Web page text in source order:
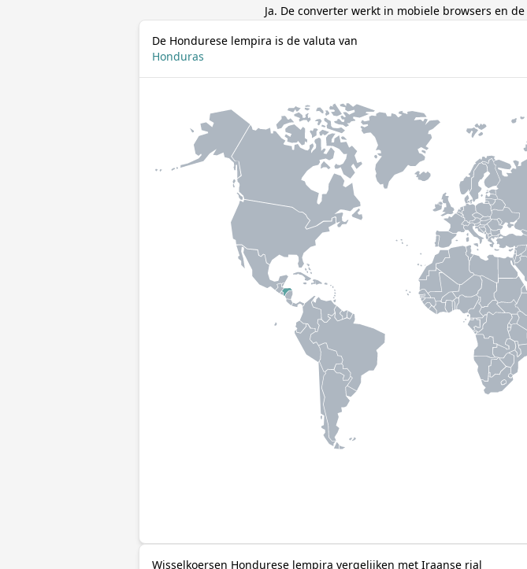
Ja. De converter werkt in mobiele browsers en de
De Hondurese lempira is de valuta van
Honduras
Wisselkoersen Hondurese lempira vergelijken met Iraanse rial